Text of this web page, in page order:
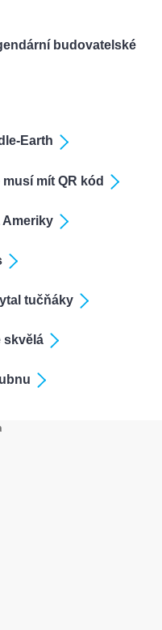
budovatelské
Earth
mít QR kód
Ameriky
tučňáky
skvělá